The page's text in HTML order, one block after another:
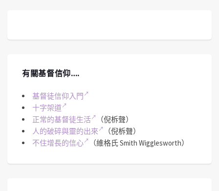
有關基督信仰….
基督徒信仰入門
十字架道
正常的基督徒生活
（倪柝聲）
人的破碎與靈的出來
（倪柝聲）
不住增長的信心
（維格氏 Smith Wigglesworth）